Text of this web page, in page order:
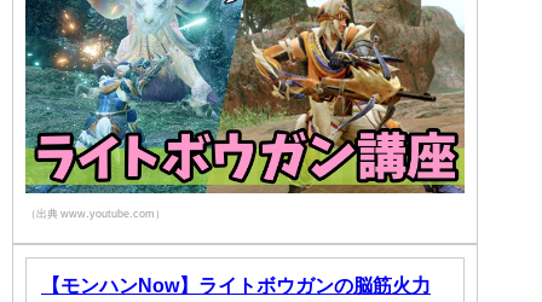
（出典 www.youtube.com）
【モンハンNow】ライトボウガンの脳筋火力